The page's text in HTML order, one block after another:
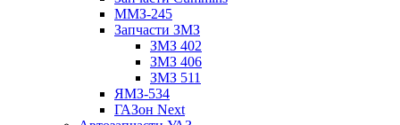
ММЗ-245
Запчасти ЗМЗ
ЗМЗ 402
ЗМЗ 406
ЗМЗ 511
ЯМЗ-534
ГАЗон Next